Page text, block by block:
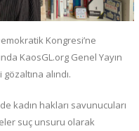
Kongresi’ne
KaosGL.org Genel Yayın
alındı.
kadın hakları savunucuları
suç unsuru olarak